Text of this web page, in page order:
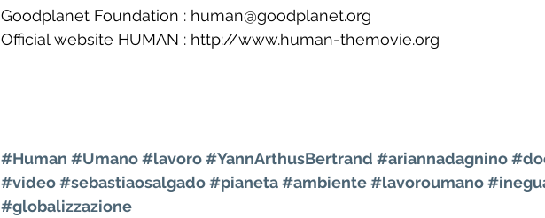
Goodplanet Foundation : human@goodplanet.org
Official website HUMAN : http://www.human-themovie.org
#Human #Umano#lavoro#YannArthusBertrand #ariannadagnino
#video#sebastiaosalgado#pianeta#ambiente#lavoroumano
#globalizzazione